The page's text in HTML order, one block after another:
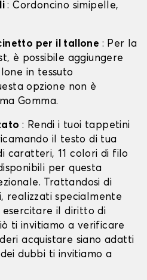
: Cordoncino simipelle,
per il tallone : Per la
è possibile aggiungere
in tessuto
opzione non è
Gomma.
: Rendi i tuoi tappetini
il testo di tua
caratteri, 11 colori di filo
per questa
Trattandosi di
realizzati specialmente
esercitare il diritto di
ti invitiamo a verificare
acquistare siano adatti
dubbi ti invitiamo a